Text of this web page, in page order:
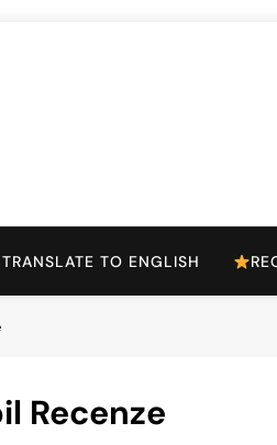
TRANSLATE TO ENGLISH
Recenze